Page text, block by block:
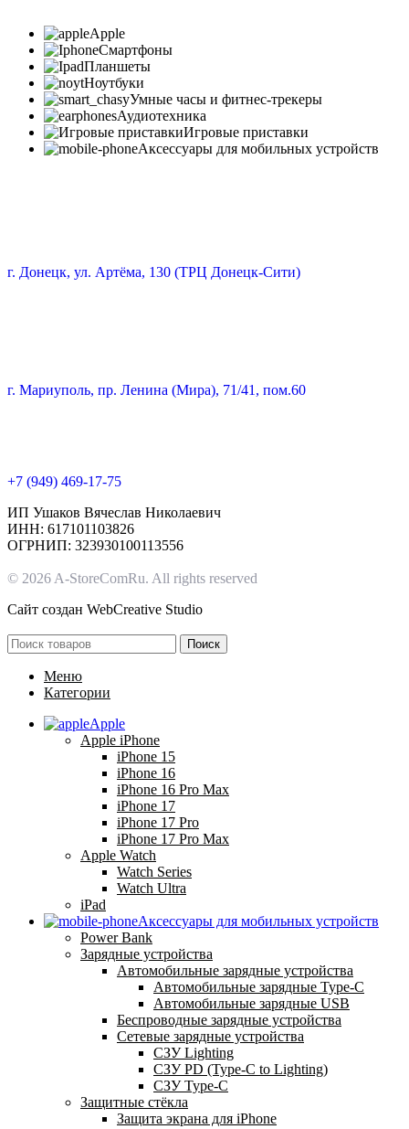
Apple
Смартфоны
Планшеты
Ноутбуки
Умные часы и фитнес-трекеры
Аудиотехника
Игровые приставки
Аксессуары для мобильных устройств
г. Донецк, ул. Артёма, 130 (ТРЦ Донецк-Сити)
г. Мариуполь, пр. Ленина (Мира), 71/41, пом.60
+7 (949) 469-17-75
ИП Ушаков Вячеслав Николаевич
ИНН: 617101103826
ОГРНИП: 323930100113556
© 2026 A-StoreComRu. All rights reserved
Сайт создан WebCreative Studio
Поиск
Меню
Категории
Apple
Apple iPhone
iPhone 15
iPhone 16
iPhone 16 Pro Max
iPhone 17
iPhone 17 Pro
iPhone 17 Pro Max
Apple Watch
Watch Series
Watch Ultra
iPad
Аксессуары для мобильных устройств
Power Bank
Зарядные устройства
Автомобильные зарядные устройства
Автомобильные зарядные Type-C
Автомобильные зарядные USB
Беспроводные зарядные устройства
Сетевые зарядные устройства
СЗУ Lighting
СЗУ PD (Type-C to Lighting)
СЗУ Type-C
Защитные стёкла
Защита экрана для iPhone